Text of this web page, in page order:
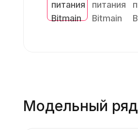
Модельный ряд